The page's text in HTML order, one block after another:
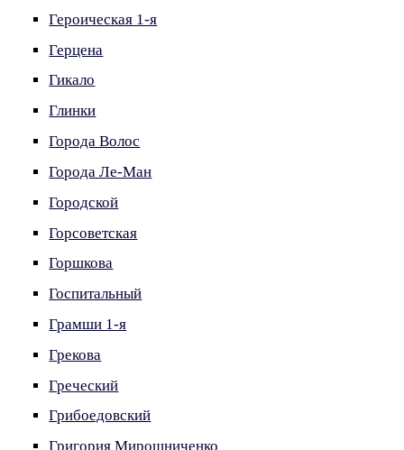
Героическая 1-я
Герцена
Гикало
Глинки
Города Волос
Города Ле-Ман
Городской
Горсоветская
Горшкова
Госпитальный
Грамши 1-я
Грекова
Греческий
Грибоедовский
Григория Мирошниченко